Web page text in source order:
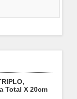
Total X 20cm